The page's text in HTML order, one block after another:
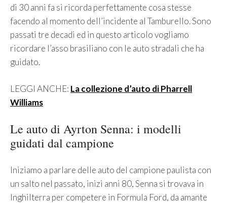
di 30 anni fa si ricorda perfettamente cosa stesse
facendo al momento dell’incidente al Tamburello. Sono
passati tre decadi ed in questo articolo vogliamo
ricordare l’asso brasiliano con le auto stradali che ha
guidato.
LEGGI ANCHE: La collezione d’auto di Pharrell
Williams
Le auto di Ayrton Senna: i modelli
guidati dal campione
Iniziamo a parlare delle auto del campione paulista con
un salto nel passato, inizi anni 80, Senna si trovava in
Inghilterra per competere in Formula Ford, da amante